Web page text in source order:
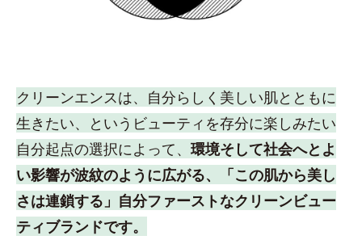
クリーンエンスは、自分らしく美しい肌とともに
生きたい、というビューティを存分に楽しみたい
自分起点の選択によって、 環境そして社会へとよ
い影響が波紋のように広がる、「この肌から美し
さは連鎖する」自分ファーストなクリーンビュー
ティブランドです。